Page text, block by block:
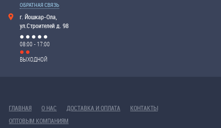
ОБРАТНАЯ СВЯЗЬ
г. Йошкар-Ола,
ул.Строителей д. 98
08:00 - 17:00
ВЫХОДНОЙ
ГЛАВНАЯ О НАС ДОСТАВКА И ОПЛАТА
КОНТАКТЫ
ОПТОВЫМ КОМПАНИЯМ